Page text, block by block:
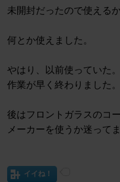
未開封だったので使える
何とか使えました。
やはり、以前使っていた
作業が早く終わりました。
後はフロントガラスのコ
メーカーを使うか迷ってま
イイね！